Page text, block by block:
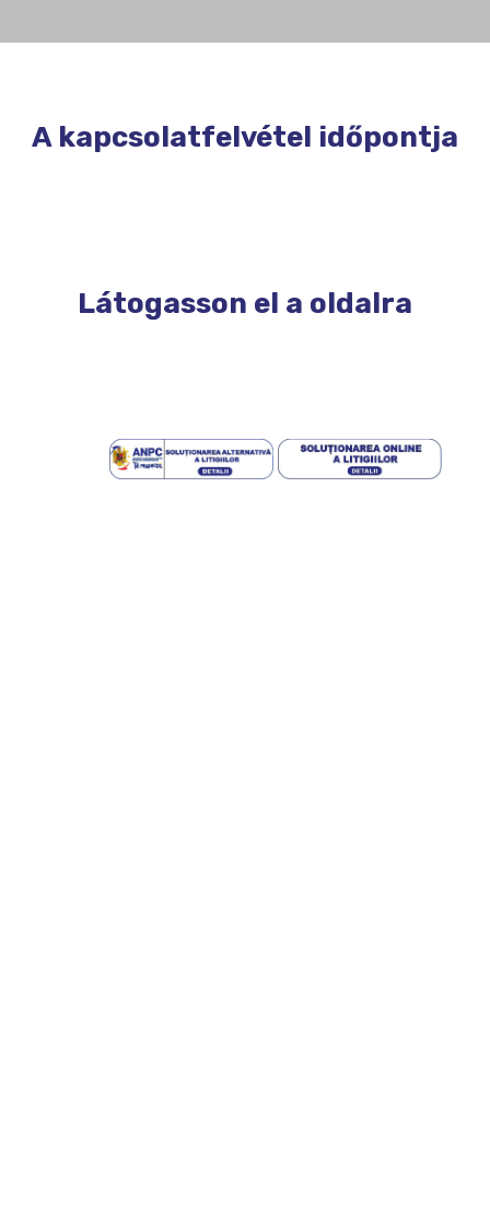
Látogasson el a oldalra
A kapcsolatfelvétel időpontja